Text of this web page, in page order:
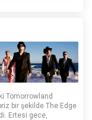
Tomorrowland
bir şekilde The Edge
Ertesi gece,